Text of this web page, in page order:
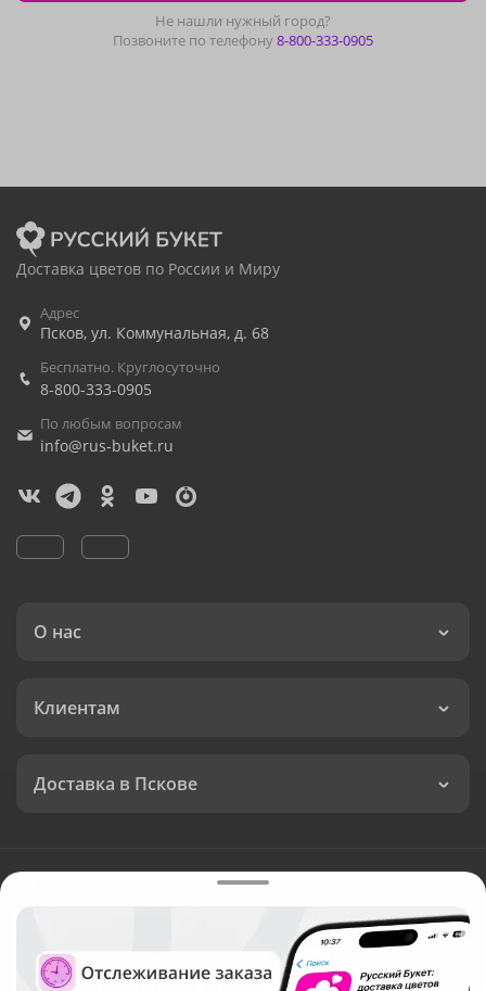
Не нашли нужный город?
Позвоните по телефону8-800-333-0905
Доставка цветов по России и Миру
Адрес
Псков, ул. Коммунальная, д. 68
Бесплатно. Круглосуточно
8-800-333-0905
По любым вопросам
info@rus-buket.ru
О нас
Клиентам
Доставка в Пскове
Валюта:
Служба круглосуточной доставки цветов в Пскове